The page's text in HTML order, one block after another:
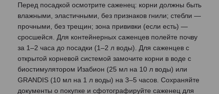
Перед посадкой осмотрите саженец: корни должны быть
влажными, эластичными, без признаков гнили; стебли —
прочными, без трещин; зона прививки (если есть) —
сросшейся. Для контейнерных саженцев полейте почву
за 1–2 часа до посадки (1–2 л воды). Для саженцев с
открытой корневой системой замочите корни в воде с
биостимулятором Изабион (25 мл на 10 л воды) или
GRANDIS (10 мл на 1 л воды) на 3–5 часов. Сохраняйте
документы о покупке и сфотографируйте саженец для